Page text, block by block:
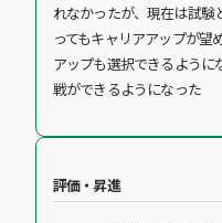
れなかったが、現在は試
ってもキャリアアップが望
アップも選択できるよう
戦ができるようになった
評価・昇進